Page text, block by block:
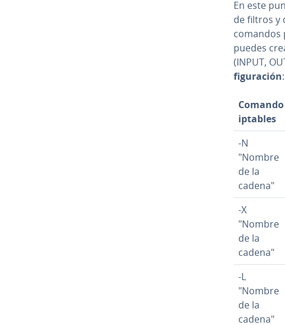
En este
de filtros y
comandos
puedes
(INPUT,
fi­gu­ra­ción:
Comando
iptables
-N
"Nombre
de la
cadena"
-X
"Nombre
de la
cadena"
-L
"Nombre
de la
cadena"